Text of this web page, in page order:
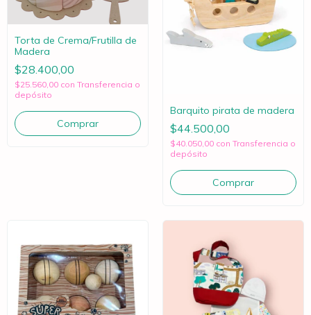
Torta de Crema/Frutilla de
Madera
$28.400,00
$25.560,00 con Transferencia o
depósito
Barquito pirata de madera
$44.500,00
$40.050,00 con Transferencia o
depósito